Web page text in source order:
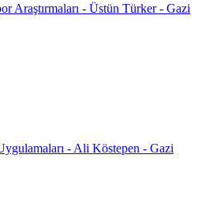
Araştırmaları - Üstün Türker - Gazi